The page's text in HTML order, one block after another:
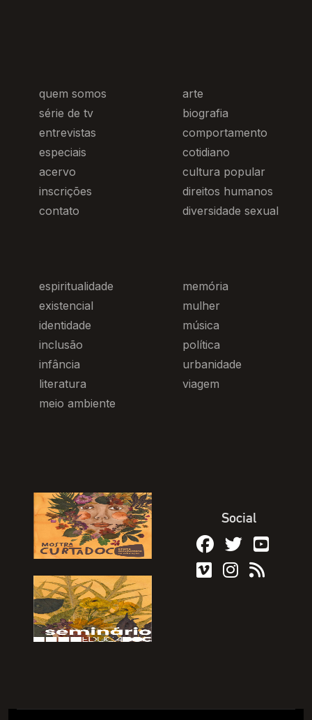
quem somos
série de tv
entrevistas
especiais
acervo
inscrições
contato
arte
biografia
comportamento
cotidiano
cultura popular
direitos humanos
diversidade sexual
espiritualidade
existencial
identidade
inclusão
infância
literatura
meio ambiente
memória
mulher
música
política
urbanidade
viagem
Social